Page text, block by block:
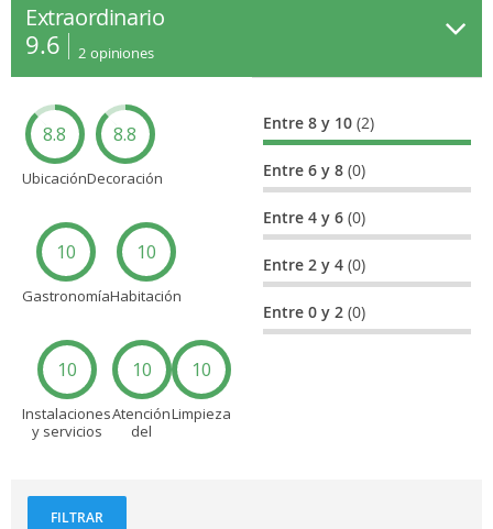
Extraordinario
9.6 2 opiniones
8.8
Ubicación
8.8
Decoración
10
Gastronomía
10
Habitación
10
Instalaciones
y servicios
10
Atención
del
10
Limpieza
Entre 8 y 10(2)
Entre 6 y 8(0)
Entre 4 y 6(0)
Entre 2 y 4(0)
Entre 0 y 2(0)
FILTRAR